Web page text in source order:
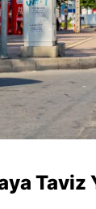
Taviz